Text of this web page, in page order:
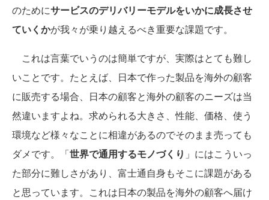
のためにサービスのデリバリーモデルをいかに成長させ
ていくかが我々が乗り越えるべき重要な課題です。
これは言葉でいうのは簡単ですが、実際はとても難し
いことです。たとえば、日本で作った製品を海外の顧客
に販売する場合、日本の顧客と海外の顧客のニーズは当
然違いますよね。求められる大きさ、性能、価格、使う
環境など様々なことに相違があるのでそのまま売っても
ダメです。「世界で通用するモノづくり 」にはこういっ
た部分に難しさがあり、富士通自身もそこに課題がある
と思っています。これは日本の製品を海外の顧客へ届け